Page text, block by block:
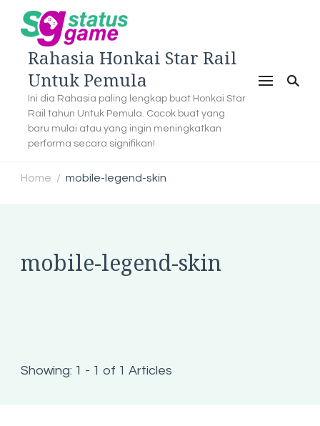
Rahasia Honkai Star Rail
Untuk Pemula
Ini dia Rahasia paling lengkap buat Honkai Star
Rail tahun Untuk Pemula. Cocok buat yang
baru mulai atau yang ingin meningkatkan
performa secara signifikan!
Home / mobile-legend-skin
mobile-legend-skin
Showing: 1 - 1 of 1 Articles